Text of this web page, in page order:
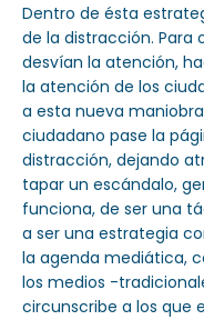
Dentro de ésta
de la distracción.
desvían la atención,
la atención de los
a esta nueva
ciudadano pase la
distracción, dejando
tapar un escándalo,
funciona, de ser una
a ser una estrategia
la agenda mediática,
los medios -
circunscribe a los que